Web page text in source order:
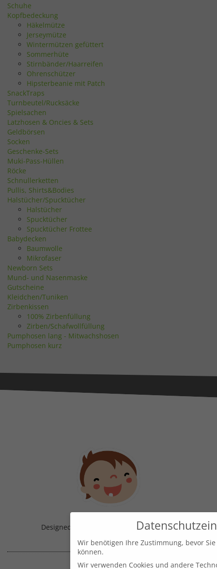
Schuhe
Kopfbedeckung
Häkelmütze
Jerseymütze
Wintermützen gefüttert
Sommerhüte
Stirnbänder/Haarreifen
Ohrenschützer
Hipsterbeanie mit Patch
SnackTraps
Turnbeutel/Rucksäcke
Spielsachen
Latzhosen & Oncies & Sets
Geldbörsen
Socken
Geschenke-Sets
Muki-Pass-Hüllen
Röcke
Schnullerketten
Pullis, Shirts&Bodies
Halstücher/Spucktücher
Halstücher
Spucktücher
Spucktücher Frottee
Babydecken
Baumwolle
Mikrofaser
Newborn Sets
Mund- und Nasenmaske
Gutscheine
Kleidchen/Tuniken
Zirbenkissen
100% Zirbenfüllung
Zirben/Schafwollfüllung
Pumphosen lang - Mitwachshosen
Pumphosen kurz
Designed & Handmade with in Austria!
Wir benötigen Ihre Zustimmung, bevor
können.
Wir verwenden Cookies und andere